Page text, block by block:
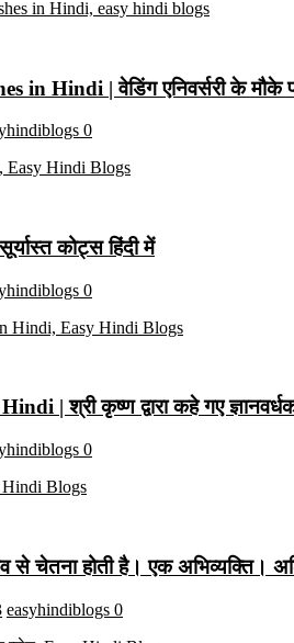
in Hindi | वेडिंग एनिवर्सरी के मौके
0
कोट्स हिंदी में
0
| श्री कृष्ण द्वारा कहे गए
0
होती है। एक अभिव्यक्ति।
easyhindiblogs 0